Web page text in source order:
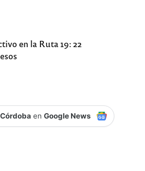
en la Ruta 19: 22
enGoogle News